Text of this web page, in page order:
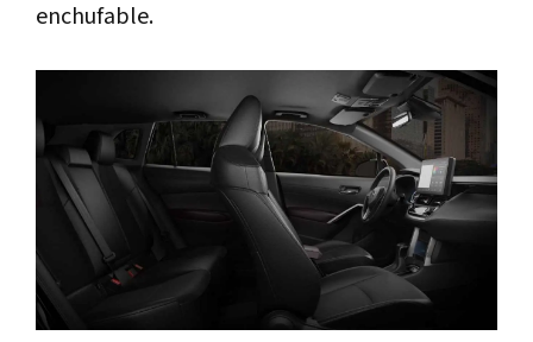
enchufable.